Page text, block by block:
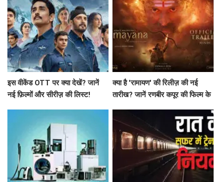
इस वीकेंड OTT पर क्या देखें? जानें
नई फ़िल्मों और सीरीज़ की लिस्ट!
क्या है 'रामायण' की रिलीज़ की नई
तारीख? जानें रणबीर कपूर की फिल्म के